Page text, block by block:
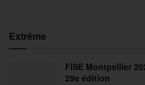
Extrême
FISE Montpellier
29e édition